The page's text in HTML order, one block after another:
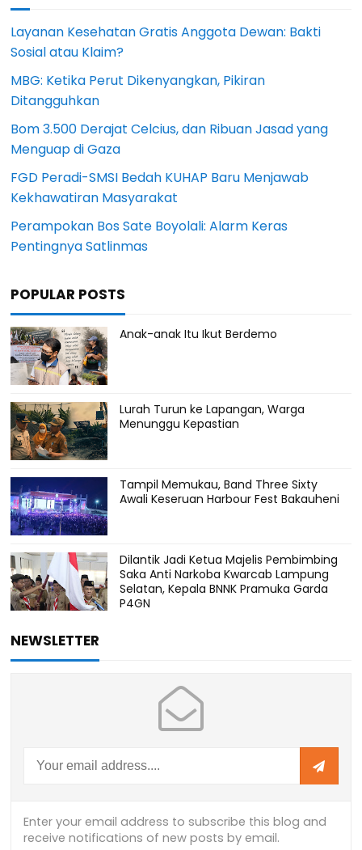
Layanan Kesehatan Gratis Anggota Dewan: Bakti
Sosial atau Klaim?
MBG: Ketika Perut Dikenyangkan, Pikiran
Ditangguhkan
Bom 3.500 Derajat Celcius, dan Ribuan Jasad yang
Menguap di Gaza
FGD Peradi-SMSI Bedah KUHAP Baru Menjawab
Kekhawatiran Masyarakat
Perampokan Bos Sate Boyolali: Alarm Keras
Pentingnya Satlinmas
POPULAR POSTS
Anak-anak Itu Ikut Berdemo
Lurah Turun ke Lapangan, Warga
Menunggu Kepastian
Tampil Memukau, Band Three Sixty
Awali Keseruan Harbour Fest Bakauheni
Dilantik Jadi Ketua Majelis Pembimbing
Saka Anti Narkoba Kwarcab Lampung
Selatan, Kepala BNNK Pramuka Garda
P4GN
NEWSLETTER